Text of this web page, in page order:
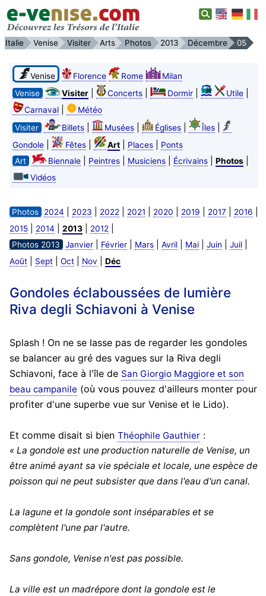
Italie Venise Visiter Arts Photos 2013 Décembre 05
Venise Florence Rome
Milan
Venise
Visiter| Concerts| Dormir| Utile|
Carnaval|
Météo
Visiter
Billets| Musées| Églises| Îles|
Gondole| Fêtes| Art| Places|
Ponts
Art
Biennale| Peintres| Musiciens| Écrivains| Photos|
Vidéos
Photos 2024 2023 2022 2021 2020 2019 2017 2016
2015| 2014 2013| 2012
Photos 2013 Janvier| Février| Mars| Avril| Mai| Juin Juil|
Août| Sept| Oct| Nov Déc
Gondoles éclaboussées de lumière
Riva degli Schiavoni à Venise
Splash ! On ne se lasse pas de regarder les gondoles
se balancer au gré des vagues sur la Riva degli
Schiavoni, face à l'île de San Giorgio Maggiore et son
beau campanile (où vous pouvez d'ailleurs monter pour
profiter d'une superbe vue sur Venise et le Lido).
Et comme disait si bien Théophile Gauthier:
« La gondole est une production naturelle de Venise, un
être animé ayant sa vie spéciale et locale, une espèce de
poisson qui ne peut subsister que dans l'eau d'un canal.
La lagune et la gondole sont inséparables et se
complètent l'une par l'autre.
Sans gondole, Venise n'est pas possible.
La ville est un madrépore dont la gondole est le